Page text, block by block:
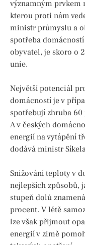
významným prvkem
kterou proti nám
ministr průmyslu a
spotřeba
obyvatel, je skoro o
unie.
Největší potenciál
domácností je v
spotřebují zhruba 60
A v českých
energií na vytápění
dodává ministr
Snižování teploty v
nejlepších způsobů,
stupeň dolů
procent. V létě
lze však přijmout
energií v zimě